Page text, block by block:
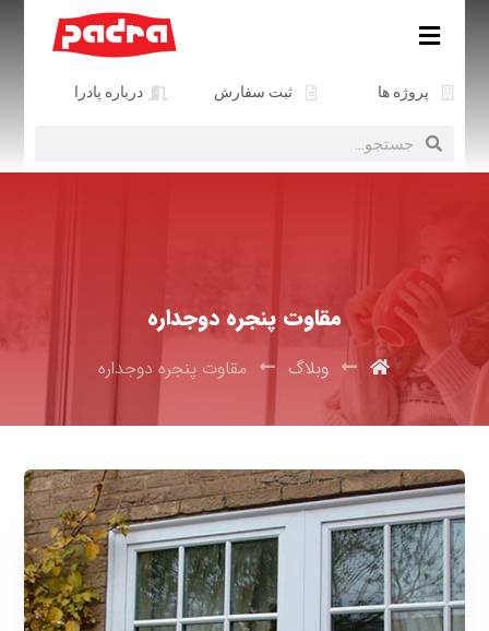
پروژه ها ثبت سفارش درباره پادرا
مقاوت پنجره دوجداره
وبلاگ مقاوت پنجره دوجداره